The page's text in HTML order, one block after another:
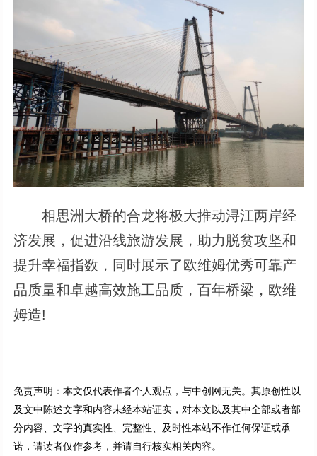
相思洲大桥的合龙将极大推动浔江两岸经
济发展，促进沿线旅游发展，助力脱贫攻坚和
提升幸福指数，同时展示了欧维姆优秀可靠产
品质量和卓越高效施工品质，百年桥梁，欧维
姆造!
免责声明：本文仅代表作者个人观点，与中创网无关。其原创性以
及文中陈述文字和内容未经本站证实，对本文以及其中全部或者部
分内容、文字的真实性、完整性、及时性本站不作任何保证或承
诺，请读者仅作参考，并请自行核实相关内容。